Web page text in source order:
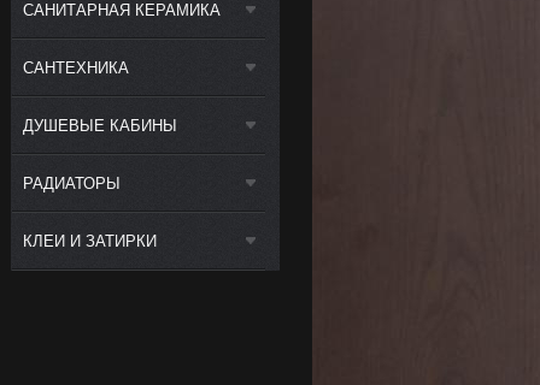
САНИТАРНАЯ КЕРАМИКА
САНТЕХНИКА
ДУШЕВЫЕ КАБИНЫ
РАДИАТОРЫ
КЛЕИ И ЗАТИРКИ